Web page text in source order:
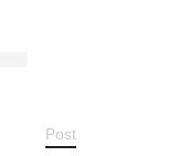
Post